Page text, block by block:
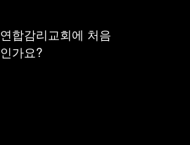
연합감리교회에 처음
인가요?